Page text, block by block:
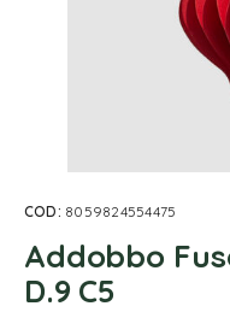
COD: 8059824554475
Addobbo
D.9 C5